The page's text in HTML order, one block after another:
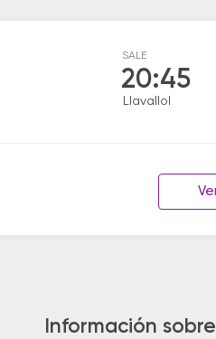
SALE
20:45
Llavallol
Información